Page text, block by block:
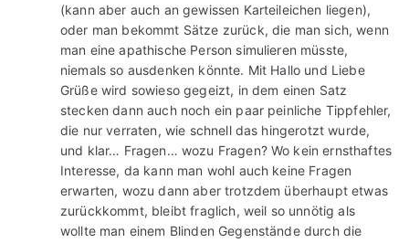
(kann aber auch an gewissen Karteileichen liegen),
oder man bekommt Sätze zurück, die man sich, wenn
man eine apathische Person simulieren müsste,
niemals so ausdenken könnte. Mit Hallo und Liebe
Grüße wird sowieso gegeizt, in dem einen Satz
stecken dann auch noch ein paar peinliche Tippfehler,
die nur verraten, wie schnell das hingerotzt wurde,
und klar… Fragen… wozu Fragen? Wo kein ernsthaftes
Interesse, da kann man wohl auch keine Fragen
erwarten, wozu dann aber trotzdem überhaupt etwas
zurückkommt, bleibt fraglich, weil so unnötig als
wollte man einem Blinden Gegenstände durch die